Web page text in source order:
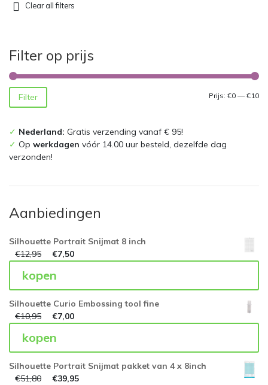
Clear all filters
Filter op prijs
Filter Prijs:€0 —€10
✓ Nederland: Gratis verzending vanaf € 95!
✓ Op werkdagen vóór 14.00 uur besteld, dezelfde dag
verzonden!
Aanbiedingen
Silhouette Portrait Snijmat 8 inch
€12,95 €7,50
kopen
Silhouette Curio Embossing tool fine
€10,95 €7,00
kopen
Silhouette Portrait Snijmat pakket van 4 x 8inch
€51,80 €39,95